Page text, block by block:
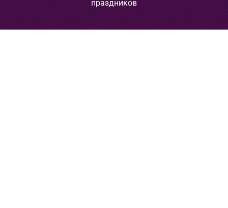
праздников